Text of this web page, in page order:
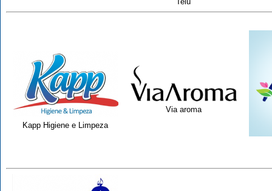
Kapp Higiene e Limpeza
Via aroma